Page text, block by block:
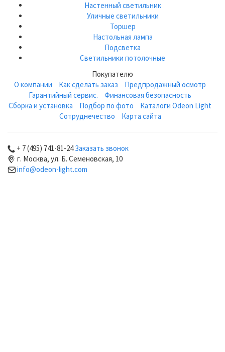
Настенный светильник
Уличные светильники
Торшер
Настольная лампа
Подсветка
Светильники потолочные
Покупателю
О компании
Как сделать заказ
Предпродажный осмотр
Гарантийный сервис.
Финансовая безопасность
Сборка и установка
Подбор по фото
Каталоги Odeon Light
Сотруднечество
Карта сайта
+ 7 (495) 741-81-24Заказать звонок
г. Москва, ул. Б. Семеновская, 10
info@odeon-light.com